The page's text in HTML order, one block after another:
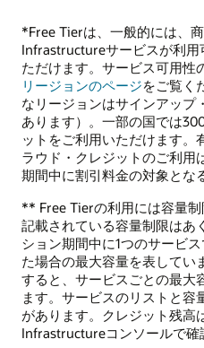
*Free Tierは、一般的には、
Infrastructureサービスが利
ただけます。サービス可用性
リージョンのページをご覧く
なリージョンはサインアップ
あります）。一部の国では
ットをご利用いただけます。
ラウド・クレジットのご利用
期間中に割引料金の対象とな
** Free Tierの利用には容量
記載されている容量制限はあ
ション期間中に1つのサービ
た場合の最大容量を表してい
すると、サービスごとの最大
ます。サービスのリストと容
があります。クレジット残高
Infrastructureコンソールで確